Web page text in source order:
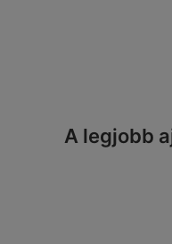
A legjobb